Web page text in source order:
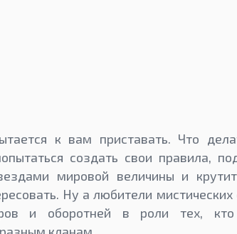
к вам приставать. Что
создать свои правила,
мировой величины и
Ну а любители
и оборотней в роли тех,